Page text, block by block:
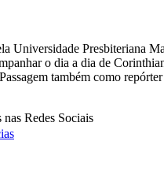
Universidade Presbiteriana
o dia a dia de
também como
nas Redes Sociais